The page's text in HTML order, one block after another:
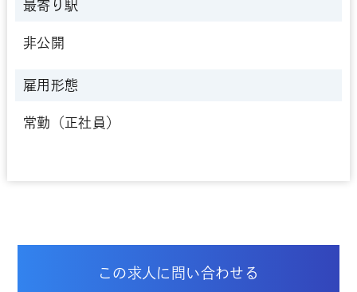
最寄り駅
非公開
雇用形態
常勤（正社員）
この求人に問い合わせる